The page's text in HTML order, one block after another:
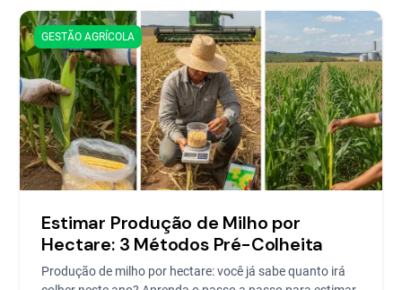
GESTÃO AGRÍCOLA
Estimar Produção de Milho por
Hectare: 3 Métodos Pré-Colheita
Produção de milho por hectare: você já sabe quanto irá